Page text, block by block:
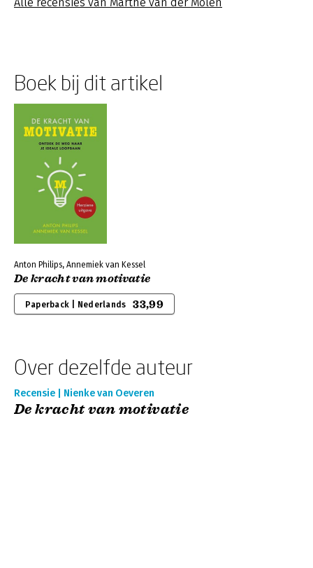
Boek bij dit artikel
Anton Philips, Annemiek van Kessel
De kracht van motivatie
Paperback | Nederlands 33,99
Over dezelfde auteur
Recensie | Nienke van Oeveren
De kracht van motivatie